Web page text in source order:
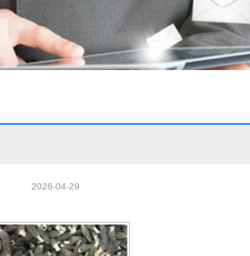
炖鸡煲汤菌菇炒菜好食材
2026-04-29